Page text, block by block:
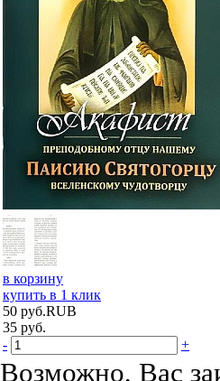
в корзину
купить в 1 клик
50 руб.RUB
35 руб.
-
+
Возможно, Вас